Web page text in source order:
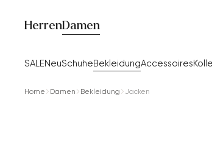
HerrenDamen
SALENeuSchuheBekleidungAccessoires
Home Damen Bekleidung Jacken